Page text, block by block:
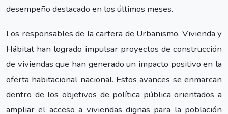
desempeño destacado en los últimos meses.
Los responsables de la cartera de Urbanismo, Vivienda y
Hábitat han logrado impulsar proyectos de construcción
de viviendas que han generado un impacto positivo en la
oferta habitacional nacional. Estos avances se enmarcan
dentro de los objetivos de política pública orientados a
ampliar el acceso a viviendas dignas para la población